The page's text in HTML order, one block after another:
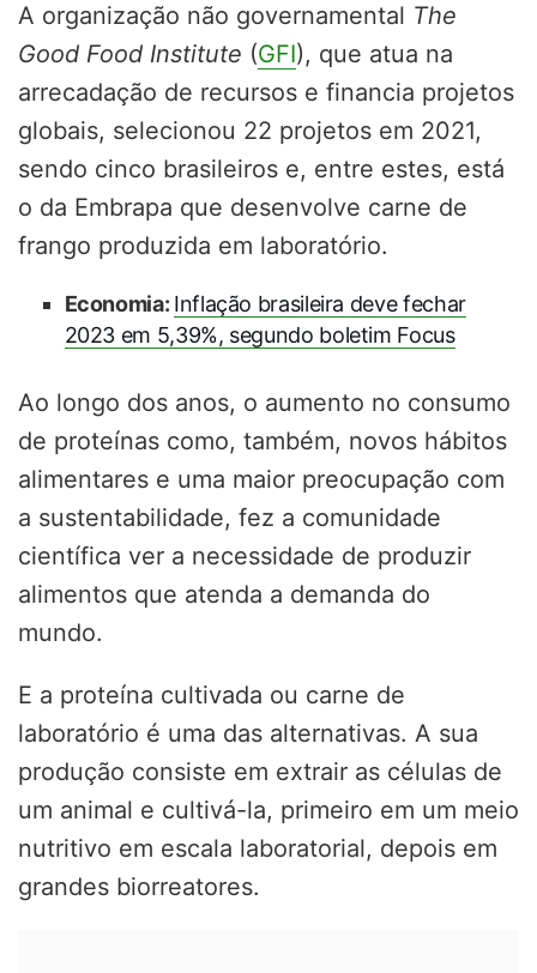
A organização não governamental The
Good Food Institute (GFI), que atua na
arrecadação de recursos e financia projetos
globais, selecionou 22 projetos em 2021,
sendo cinco brasileiros e, entre estes, está
o da Embrapa que desenvolve carne de
frango produzida em laboratório.
Economia: Inflação brasileira deve fechar
2023 em 5,39%, segundo boletim Focus
Ao longo dos anos, o aumento no consumo
de proteínas como, também, novos hábitos
alimentares e uma maior preocupação com
a sustentabilidade, fez a comunidade
científica ver a necessidade de produzir
alimentos que atenda a demanda do
mundo.
E a proteína cultivada ou carne de
laboratório é uma das alternativas. A sua
produção consiste em extrair as células de
um animal e cultivá-la, primeiro em um meio
nutritivo em escala laboratorial, depois em
grandes biorreatores.